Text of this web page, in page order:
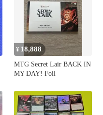
¥ 18,888
MTG Secret Lair BACK IN
MY DAY! Foil